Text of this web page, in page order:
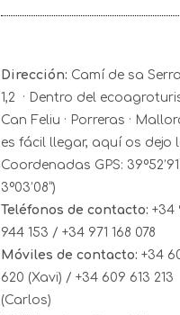
Dirección: Camí de sa
1,2 · Dentro del
Can Feliu · Porreras ·
es fácil llegar, aquí os dejo
Coordenadas GPS:
3º03’08”)
Teléfonos de contacto: +34
944 153 / +34 971 168 078
Móviles de contacto: +34
620 (Xavi) / +34 609 613 213
(Carlos)